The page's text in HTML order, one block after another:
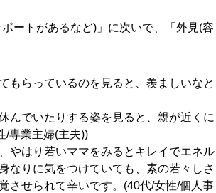
ートがあるなど)」に次いで、「外見(容
もらっているのを見ると、羨ましいなと
んでいたりする姿を見ると、親が近くに
/専業主婦(主夫))
やはり若いママをみるとキレイでエネル
なりに気をつけていても、素の若々しさ
させられて辛いです。(40代/女性/個人事